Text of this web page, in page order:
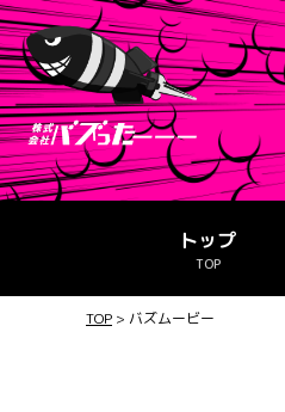
トップ
TOP
TOP > バズムービー